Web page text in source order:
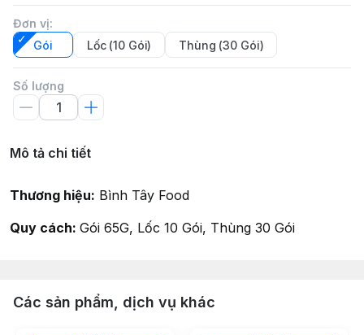
Đơn vị:
Gói
Lốc (10 Gói) Thùng (30 Gói)
Số lượng
Mô tả chi tiết
Thương hiệu: Bình Tây Food
Quy cách: Gói 65G, Lốc 10 Gói, Thùng 30 Gói
Các sản phẩm, dịch vụ khác